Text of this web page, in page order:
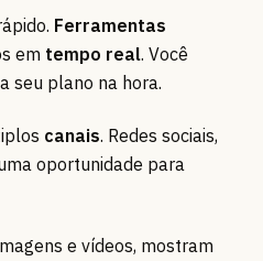
Ferramentas
em tempo real. Você
seu plano na hora.
canais. Redes sociais,
oportunidade para
e vídeos, mostram